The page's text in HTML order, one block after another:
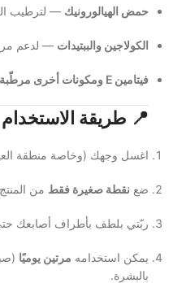
حمض الهيالورونيك — لترطيب
الكولاجين والببتيدات — لدعم
فيتامين E ومكونات أخرى مرطّبة
📍 طريقة الاستخدام
اغسل وجهك (وخاصة منطقة
ضع نقطة صغيرة فقط من
ربّتي بلطف بأطراف أصابعك حتى
يمكن استخدامه مرتين يوميًا
بالبشرة.